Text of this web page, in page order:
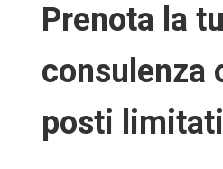
Prenota la
consulenza
posti